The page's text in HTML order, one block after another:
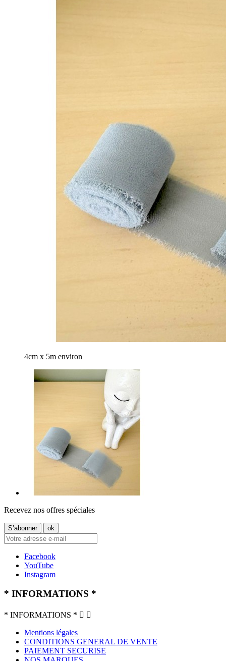
4cm x 5m environ
Recevez nos offres spéciales
Facebook
YouTube
Instagram
* INFORMATIONS *
* INFORMATIONS *  
Mentions légales
CONDITIONS GENERAL DE VENTE
PAIEMENT SECURISE